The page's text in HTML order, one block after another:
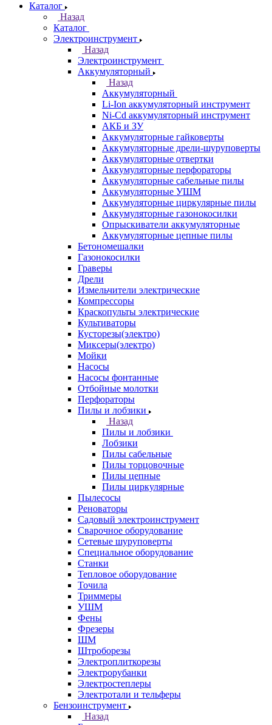
Каталог
Назад
Каталог
Электроинструмент
Назад
Электроинструмент
Аккумуляторный
Назад
Аккумуляторный
Li-Ion аккумуляторный инструмент
Ni-Cd аккумуляторный инструмент
АКБ и ЗУ
Аккумуляторные гайковерты
Аккумуляторные дрели-шуруповерты
Аккумуляторные отвертки
Аккумуляторные перфораторы
Аккумуляторные сабельные пилы
Аккумуляторные УШМ
Аккумуляторные циркулярные пилы
Аккумуляторные газонокосилки
Опрыскиватели аккумуляторные
Аккумуляторные цепные пилы
Бетономешалки
Газонокосилки
Граверы
Дрели
Измельчители электрические
Компрессоры
Краскопульты электрические
Культиваторы
Кусторезы(электро)
Миксеры(электро)
Мойки
Насосы
Насосы фонтанные
Отбойные молотки
Перфораторы
Пилы и лобзики
Назад
Пилы и лобзики
Лобзики
Пилы сабельные
Пилы торцовочные
Пилы цепные
Пилы циркулярные
Пылесосы
Реноваторы
Садовый электроинструмент
Сварочное оборудование
Сетевые шуруповерты
Специальное оборудование
Станки
Тепловое оборудование
Точила
Триммеры
УШМ
Фены
Фрезеры
ШМ
Штроборезы
Электроплиткорезы
Электрорубанки
Электростеплеры
Электротали и тельферы
Бензоинструмент
Назад